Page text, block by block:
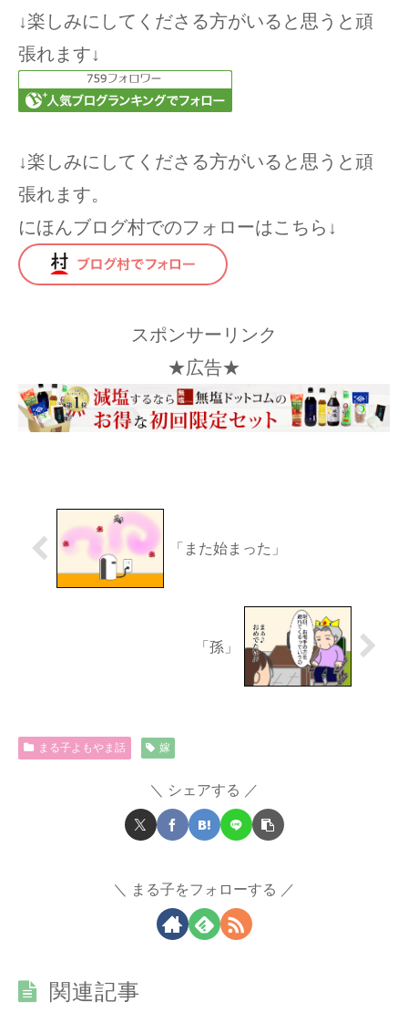
↓楽しみにしてくださる方がいると思うと頑
張れます↓
↓楽しみにしてくださる方がいると思うと頑
張れます。
にほんブログ村でのフォローはこちら↓
スポンサーリンク
★広告★
「また始まった」
「孫」
まる子よもやま話 嫁
シェアする
まる子をフォローする
関連記事